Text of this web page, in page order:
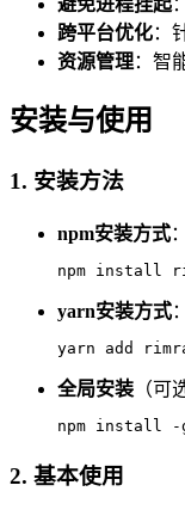
跨平台优化：
资源管理：智
安装与使用
1. 安装方法
npm安装方式：
npm install
yarn安装方式：
yarn add
全局安装 （可
npm install -
2. 基本使用